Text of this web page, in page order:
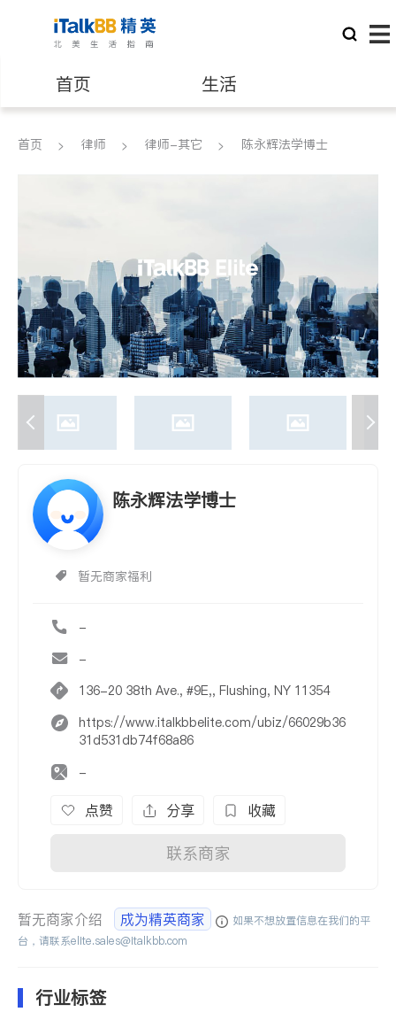
首页 生活
医生 律师
养老 非盈利组织
首页 律师 律师-其它 陈永辉法学博士
陈永辉法学博士
暂无商家福利
-
-
136-20 38th Ave., #9E,, Flushing, NY 11354
https://www.italkbbelite.com/ubiz/66029b36
31d531db74f68a86
-
点赞 分享 收藏
联系商家
暂无商家介绍 成为精英商家
如果不想放置信息在我们的平
台，请联系elite.sales@italkbb.com
行业标签